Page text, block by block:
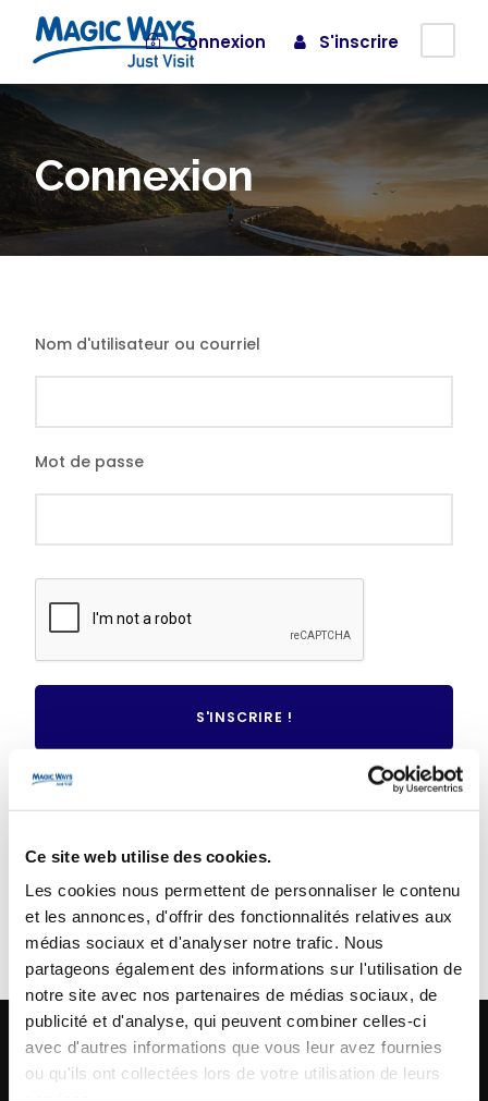
Ce site web utilise des cookies.
Les cookies nous permettent de personnaliser le contenu
et les annonces, d'offrir des fonctionnalités relatives aux
médias sociaux et d'analyser notre trafic. Nous
partageons également des informations sur l'utilisation de
notre site avec nos partenaires de médias sociaux, de
publicité et d'analyse, qui peuvent combiner celles-ci
avec d'autres informations que vous leur avez fournies
ou qu'ils ont collectées lors de votre utilisation de leurs
Connexion S'inscrire
Connexion
Nom d'utilisateur ou courriel
Mot de passe
Mot de passe oublié ?
VOUS N'AVEZ PAS DE COMPTE ?
CRÉER UN COMPTE
CONTACT